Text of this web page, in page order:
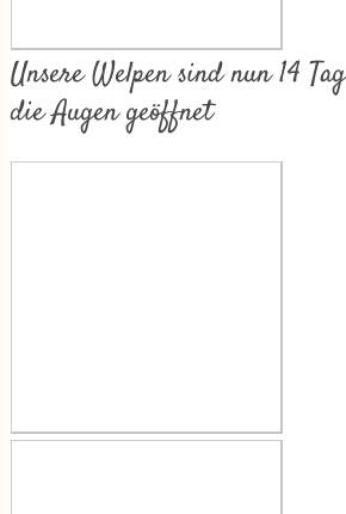
Unsere Welpen sind nun 14
die Augen geöffnet